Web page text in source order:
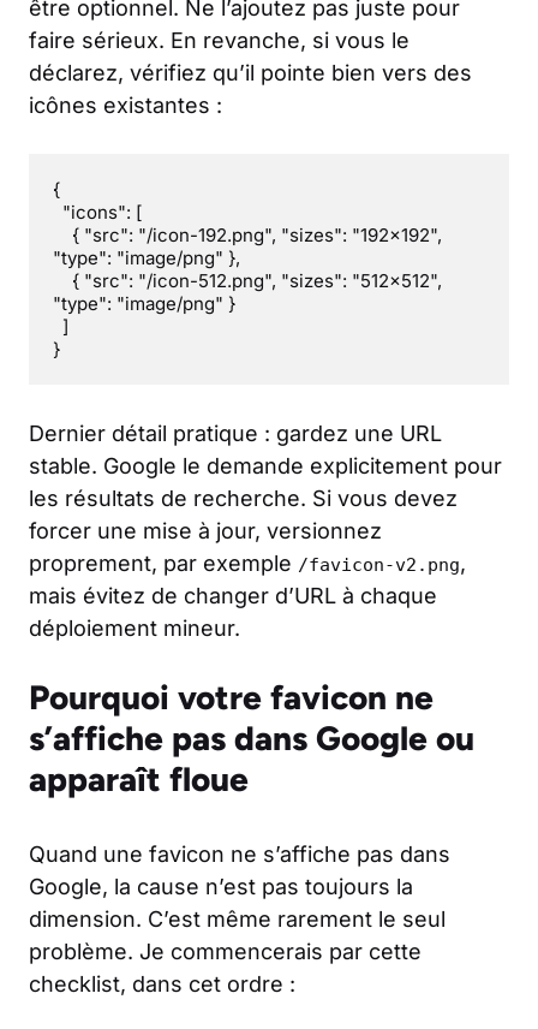
être optionnel. Ne l’ajoutez pas juste pour
faire sérieux. En revanche, si vous le
déclarez, vérifiez qu’il pointe bien vers des
icônes existantes :
{
"type": "image/png" },
"type": "image/png" }
}
Dernier détail pratique : gardez une URL
stable. Google le demande explicitement pour
les résultats de recherche. Si vous devez
forcer une mise à jour, versionnez
proprement, par exemple /favicon-v2.png,
mais évitez de changer d’URL à chaque
déploiement mineur.
Pourquoi votre favicon ne
s’affiche pas dans Google ou
apparaît floue
Quand une favicon ne s’affiche pas dans
Google, la cause n’est pas toujours la
dimension. C’est même rarement le seul
problème. Je commencerais par cette
checklist, dans cet ordre :